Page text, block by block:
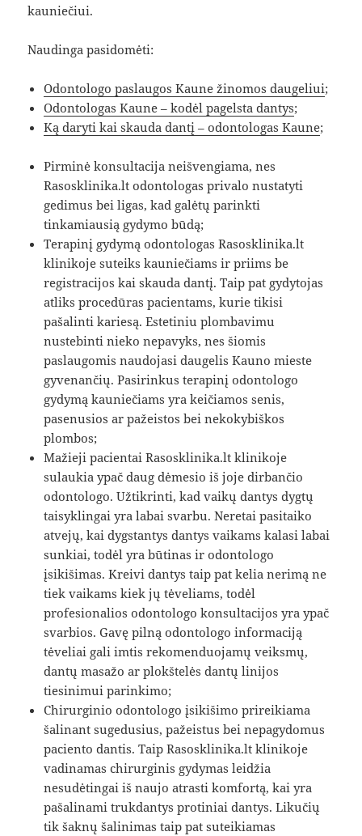
kauniečiui.
Naudinga pasidomėti:
Odontologo paslaugos Kaune žinomos daugeliui;
Odontologas Kaune – kodėl pagelsta dantys;
Ką daryti kai skauda dantį – odontologas Kaune;
Pirminė konsultacija neišvengiama, nes
Rasosklinika.lt odontologas privalo nustatyti
gedimus bei ligas, kad galėtų parinkti
tinkamiausią gydymo būdą;
Terapinį gydymą odontologas Rasosklinika.lt
klinikoje suteiks kauniečiams ir priims be
registracijos kai skauda dantį. Taip pat gydytojas
atliks procedūras pacientams, kurie tikisi
pašalinti kariesą. Estetiniu plombavimu
nustebinti nieko nepavyks, nes šiomis
paslaugomis naudojasi daugelis Kauno mieste
gyvenančių. Pasirinkus terapinį odontologo
gydymą kauniečiams yra keičiamos senis,
pasenusios ar pažeistos bei nekokybiškos
plombos;
Mažieji pacientai Rasosklinika.lt klinikoje
sulaukia ypač daug dėmesio iš joje dirbančio
odontologo. Užtikrinti, kad vaikų dantys dygtų
taisyklingai yra labai svarbu. Neretai pasitaiko
atvejų, kai dygstantys dantys vaikams kalasi labai
sunkiai, todėl yra būtinas ir odontologo
įsikišimas. Kreivi dantys taip pat kelia nerimą ne
tiek vaikams kiek jų tėveliams, todėl
profesionalios odontologo konsultacijos yra ypač
svarbios. Gavę pilną odontologo informaciją
tėveliai gali imtis rekomenduojamų veiksmų,
dantų masažo ar plokštelės dantų linijos
tiesinimui parinkimo;
Chirurginio odontologo įsikišimo prireikiama
šalinant sugedusius, pažeistus bei nepagydomus
paciento dantis. Taip Rasosklinika.lt klinikoje
vadinamas chirurginis gydymas leidžia
nesudėtingai iš naujo atrasti komfortą, kai yra
pašalinami trukdantys protiniai dantys. Likučių
tik šaknų šalinimas taip pat suteikiamas